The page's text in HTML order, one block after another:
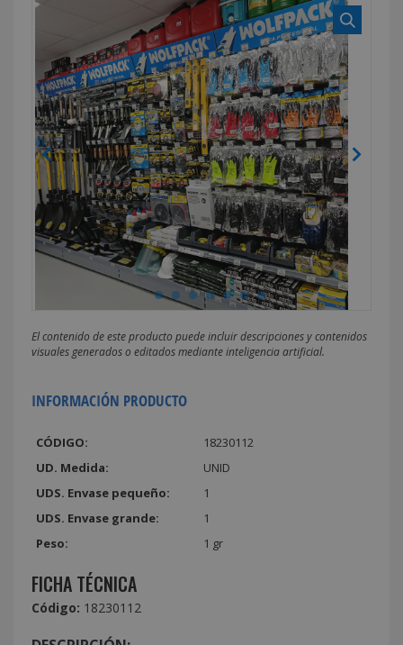
El contenido de este producto puede incluir descripciones y contenidos
visuales generados o editados mediante inteligencia artificial.
INFORMACIÓN PRODUCTO
CÓDIGO:
18230112
UD. Medida:
UNID
UDS. Envase pequeño:
1
UDS. Envase grande:
1
Peso:
1 gr
FICHA TÉCNICA
Código: 18230112